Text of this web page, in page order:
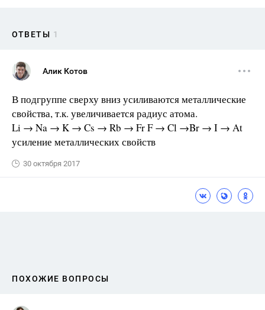
ОТВЕТЫ 1
Алик Котов
В подгруппе сверху вниз усиливаются металлические
свойства, т.к. увеличивается радиус атома.
Li → Na → K → Cs → Rb → Fr F → Cl →Br → I → At
усиление металлических свойств
30 октября 2017
ПОХОЖИЕ ВОПРОСЫ